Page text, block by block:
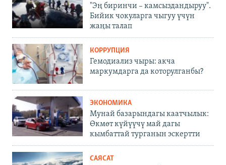
"Эң биринчи – камсыздандыруу".
Бийик чокуларга чыгуу үчүн
жаңы талап
КОРРУПЦИЯ
Гемодиализ чыры: акча
маркумдарга да которулганбы?
ЭКОНОМИКА
Мунай базарындагы каатчылык:
Өкмөт күйүүчү май дагы
кымбаттай турганын эскертти
САЯСАТ